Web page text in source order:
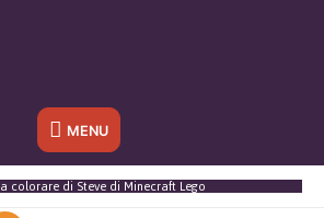
Sotto
l'header
MENU
colorare di Steve di Minecraft Lego